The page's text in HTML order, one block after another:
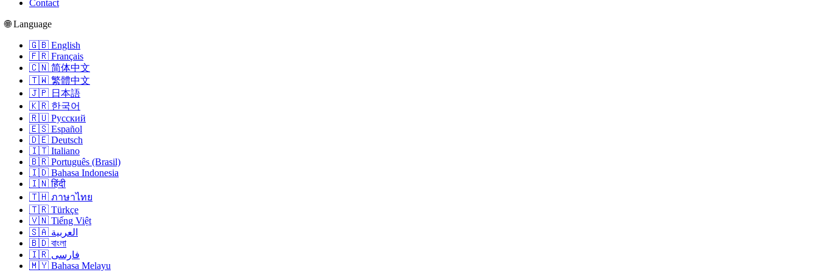
Contact
🌐 Language
🇬🇧 English
🇫🇷 Français
🇨🇳 简体中文
🇹🇼 繁體中文
🇯🇵 日本語
🇰🇷 한국어
🇷🇺 Русский
🇪🇸 Español
🇩🇪 Deutsch
🇮🇹 Italiano
🇧🇷 Português (Brasil)
🇮🇩 Bahasa Indonesia
🇮🇳 हिंदी
🇹🇭 ภาษาไทย
🇹🇷 Türkçe
🇻🇳 Tiếng Việt
🇸🇦 العربية
🇧🇩 বাংলা
🇮🇷 فارسی
🇲🇾 Bahasa Melayu